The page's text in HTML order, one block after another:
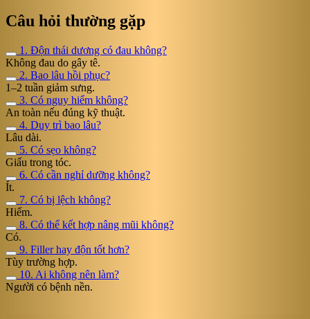
Câu hỏi thường gặp
1. Độn thái dương có đau không?
Không đau do gây tê.
2. Bao lâu hồi phục?
1–2 tuần giảm sưng.
3. Có nguy hiểm không?
An toàn nếu đúng kỹ thuật.
4. Duy trì bao lâu?
Lâu dài.
5. Có sẹo không?
Giấu trong tóc.
6. Có cần nghỉ dưỡng không?
Ít.
7. Có bị lệch không?
Hiếm.
8. Có thể kết hợp nâng mũi không?
Có.
9. Filler hay độn tốt hơn?
Tùy trường hợp.
10. Ai không nên làm?
Người có bệnh nền.